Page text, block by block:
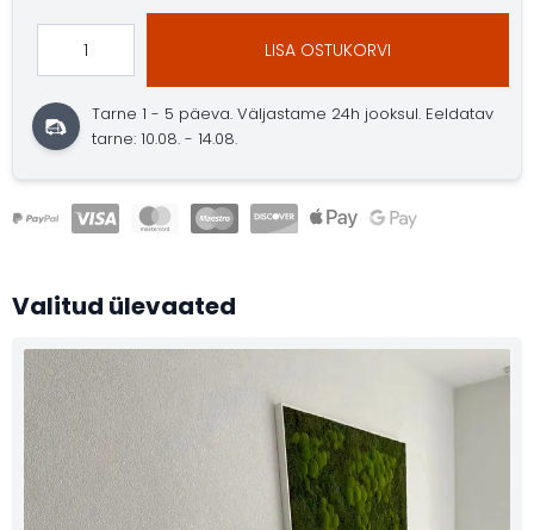
LISA OSTUKORVI
Tarne 1 - 5 päeva.Väljastame 24h jooksul. Eeldatav
tarne: 10.08. - 14.08.
Valitud ülevaated